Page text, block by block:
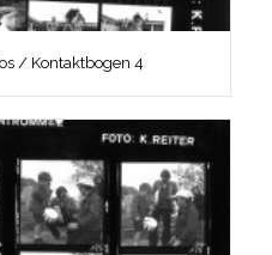
/ Kontaktbogen 4